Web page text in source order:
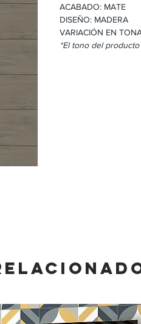
ACABADO: MATE
DISEÑO: MADERA
VARIACIÓN EN
*El tono del